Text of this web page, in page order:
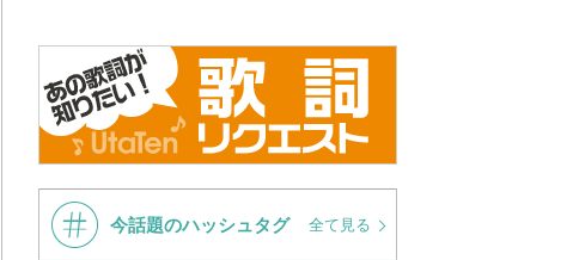
今話題のハッシュタグ 全て見る